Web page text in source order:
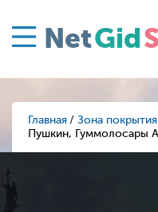
NetGid
Главная
Зона
Пушкин, Гуммолосары